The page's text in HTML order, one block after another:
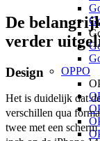
OPPO
De
verder
Design
Het is duidelijk dat
verschillen qua
twee met een